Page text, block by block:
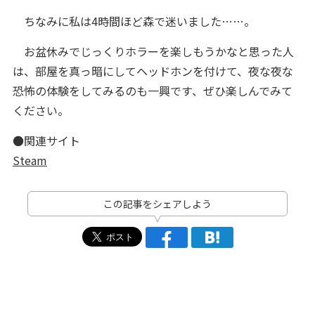
ちなみに私は4時間ほど森で迷いました……。
お盆休みでじっくりホラーを楽しもうかなと思った人
は、部屋を真っ暗にしてヘッドホンを付けて、夜な夜な
恐怖の体験をしてみるのも一興です、ぜひ楽しんでみて
ください。
●関連サイト
Steam
この記事をシェアしよう